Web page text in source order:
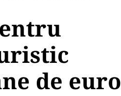
de euro